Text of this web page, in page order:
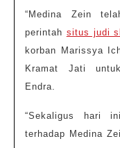
“Medina Zein
perintah situs judi
korban Marissya
Kramat Jati
Endra.
“Sekaligus hari
terhadap Medina